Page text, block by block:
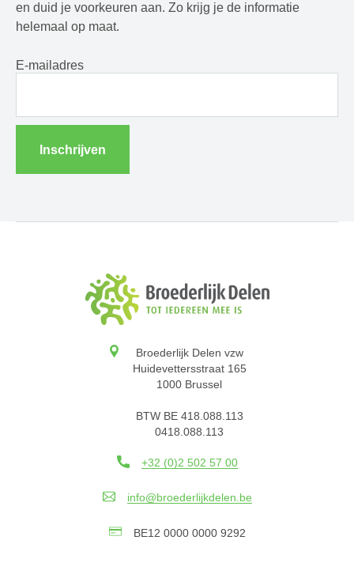
en duid je voorkeuren aan. Zo krijg je de informatie
helemaal op maat.
E-mailadres
Inschrijven
Broederlijk Delen vzw
Huidevettersstraat 165
1000 Brussel
BTW BE 418.088.113
0418.088.113
+32 (0)2 502 57 00
info@broederlijkdelen.be
BE12 0000 0000 9292